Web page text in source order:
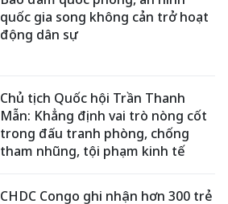
quốc gia song không cản trở hoạt
động dân sự
Chủ tịch Quốc hội Trần Thanh
Mẫn: Khẳng định vai trò nòng cốt
trong đấu tranh phòng, chống
tham nhũng, tội phạm kinh tế
CHDC Congo ghi nhận hơn 300 trẻ